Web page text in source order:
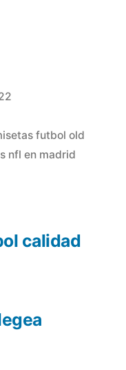
futbol old
nfl en madrid
calidad